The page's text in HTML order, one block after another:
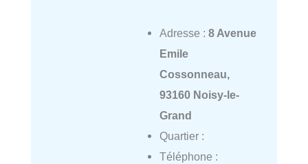
Adresse : 8 Avenue
Emile
Cossonneau,
93160 Noisy-le-
Grand
Quartier :
Téléphone :